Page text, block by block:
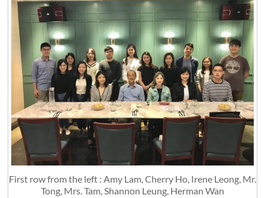
First row from the left : Amy Lam, Cherry Ho, Irene Leong, Mr.
Tong, Mrs. Tam, Shannon Leung, Herman Wan